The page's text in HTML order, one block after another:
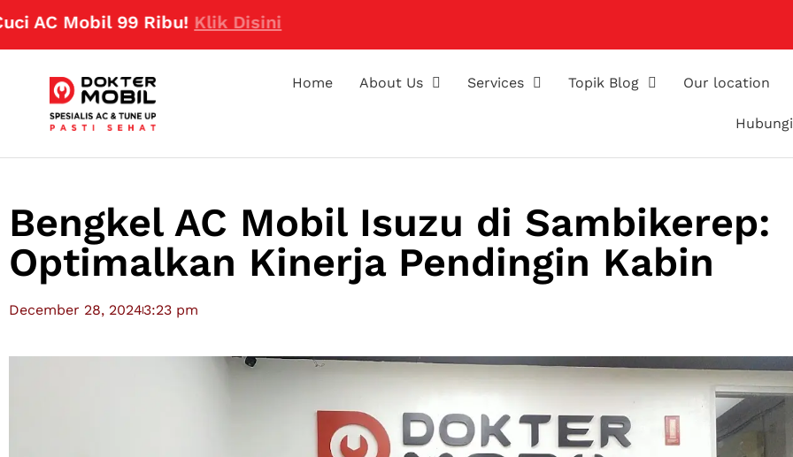
Mobil 99 Ribu!Klik Disini
Home About Us Services Topik Blog Our location
Bengkel AC Mobil Isuzu di Sambikerep:
Optimalkan Kinerja Pendingin Kabin
December 28, 20243:23 pm